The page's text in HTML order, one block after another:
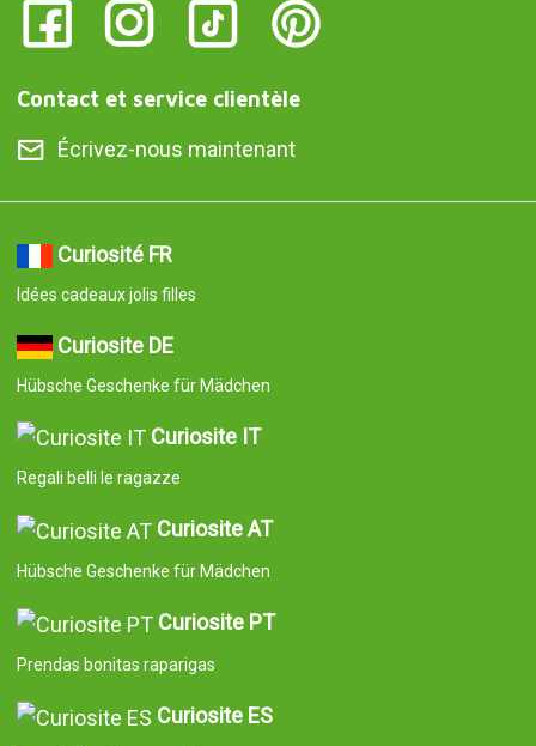
Contact et service clientèle
Écrivez-nous maintenant
Curiosité FR
Idées cadeaux jolis filles
Curiosite DE
Hübsche Geschenke für Mädchen
Curiosite IT
Regali belli le ragazze
Curiosite AT
Hübsche Geschenke für Mädchen
Curiosite PT
Prendas bonitas raparigas
Curiosite ES